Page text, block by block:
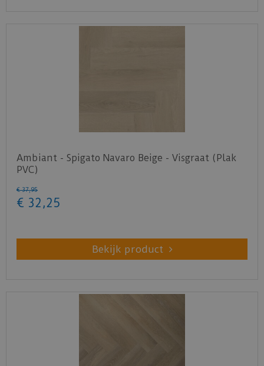
Ambiant - Spigato Navaro Beige - Visgraat (Plak
PVC)
€ 37,95
€ 32 ,25
Bekijk product